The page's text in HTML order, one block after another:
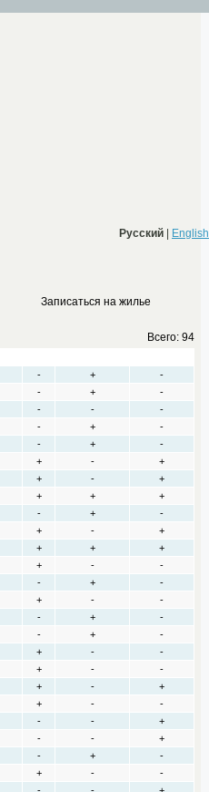
Русский English
Записаться на жилье
Всего: 94
- +
-
- +
-
- -
-
- +
-
- +
-
+ -
+
+ -
+
+ +
+
- +
-
+ -
+
+ +
+
+ -
-
- +
-
+ -
-
- +
-
- +
-
+ -
-
+ -
-
+ -
+
+ -
-
- -
+
- -
+
- +
-
+ -
-